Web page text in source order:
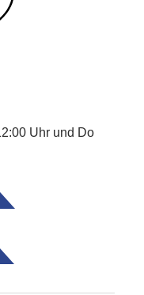
Uhr und Do